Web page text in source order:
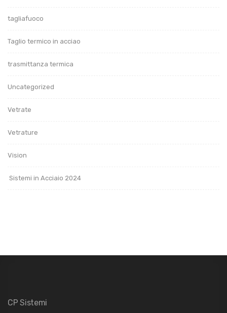
tagliafuoco
Taglio termico in acciao
trasmittanza termica
Uncategorized
Vetrate
Vetrature
Vision
Sistemi in Acciaio 2024
CP Sistemi